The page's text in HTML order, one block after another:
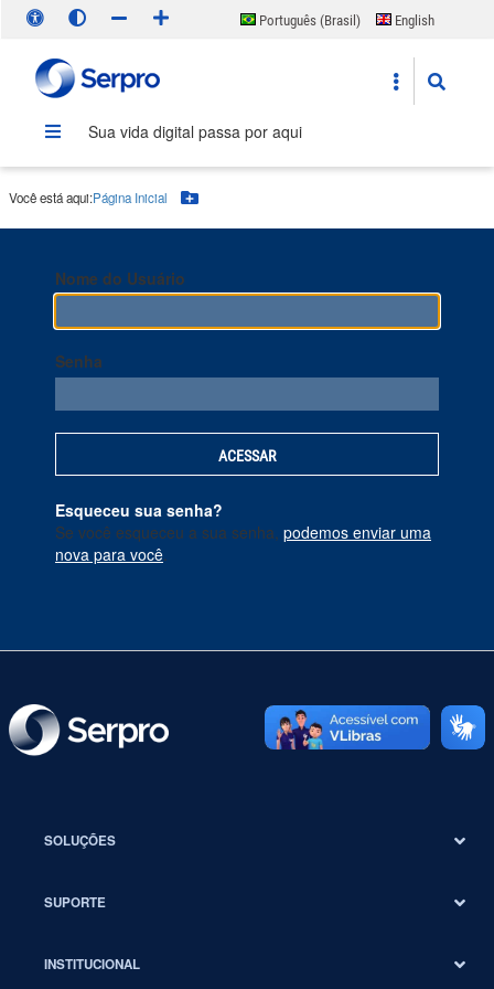
Português (Brasil)
English
Sua vida digital passa por aqui
Você está aqui:Página Inicial Botão Menu
Nome do Usuário
Senha
Esqueceu sua senha?
Se você esqueceu a sua senha, podemos enviar uma
nova para você
SOLUÇÕES
SUPORTE
INSTITUCIONAL